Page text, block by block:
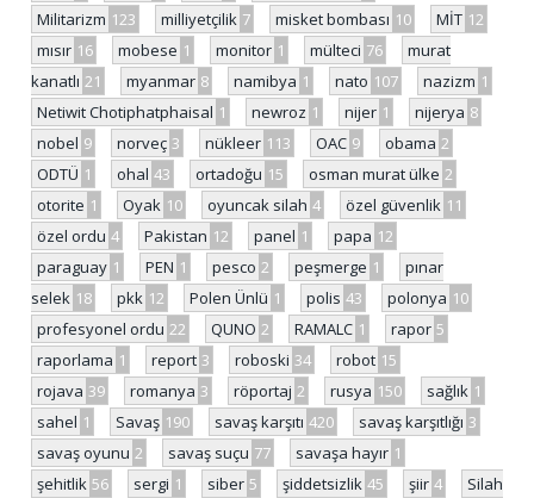
Militarizm 123 milliyetçilik 7 misket bombası 10 MİT 12
mısır 16 mobese 1 monitor 1 mülteci 76
murat
kanatlı 21 myanmar 8 namibya 1 nato 107 nazizm 1
Netiwit Chotiphatphaisal 1 newroz 1 nijer 1 nijerya 8
nobel 9 norveç 3 nükleer 113 OAC 9 obama 2
ODTÜ 1 ohal 43 ortadoğu 15 osman murat ülke 2
otorite 1 Oyak 10 oyuncak silah 4 özel güvenlik 11
özel ordu 4 Pakistan 12 panel 1 papa 12
paraguay 1 PEN 1 pesco 2 peşmerge 1
pınar
selek 18 pkk 12 Polen Ünlü 1 polis 43 polonya 10
profesyonel ordu 22 QUNO 2 RAMALC 1 rapor 5
raporlama 1 report 3 roboski 34 robot 15
rojava 39 romanya 3 röportaj 2 rusya 150 sağlık 1
sahel 1 Savaş 190 savaş karşıtı 420 savaş karşıtlığı 3
savaş oyunu 2 savaş suçu 77 savaşa hayır 1
şehitlik 56 sergi 1 siber 5 şiddetsizlik 45 şiir 4
Silah